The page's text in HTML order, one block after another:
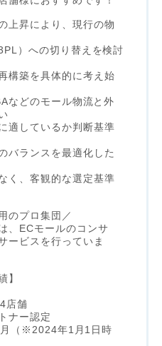
上昇により、現行の物
）への切り替えを検討
構築を具体的に考え始
などのモール物流と外
適しているか判断基準
バランスを最適化した
く、客観的な選定基準
のプロ集団／
、ECモールのコンサ
ービスを行っていま
】
店舗
ナー認定
（※2024年1月1日時